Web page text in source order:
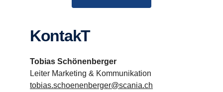
KontakT
Tobias Schönenberger
Leiter Marketing & Kommunikation
tobias.schoenenberger@scania.ch